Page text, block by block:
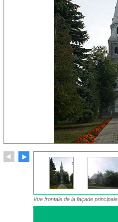
Vue frontale de la façade principale